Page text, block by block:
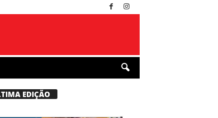
EDIÇÃO